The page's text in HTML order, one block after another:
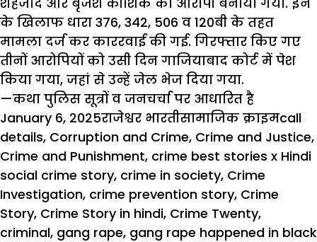
के खिलाफ धारा 376, 342, 506 व 120बी के तहत
मामला दर्ज कर काररवाई की गई. गिरफ्तार किए गए
तीनों आरोपियों को उसी दिन गाजियाबाद कोर्ट में पेश
किया गया, जहां से उन्हें जेल भेज दिया गया.
—कथा पुलिस सूत्रों व जनचर्चा पर आधारित है
Posted
on
January 6, 2025Author
राजेश्वर भारतीCategories
सामाजिक क्राइमTags
call
details, Corruption and Crime, Crime and Justice,
Crime and Punishment, crime best stories x Hindi
social crime story, crime in society, Crime
Investigation, crime prevention story, Crime
Story, Crime Story in hindi, Crime Twenty,
criminal, gang rape, gang rape happened in black